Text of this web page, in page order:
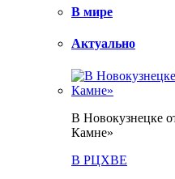
В мире
Актуально
В Новокузнецке
Камне»
В РЦХВЕ